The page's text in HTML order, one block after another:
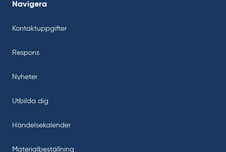
Navigera
Kontaktuppgifter
Respons
Nyheter
Utbilda dig
Händelsekalender
Materialbeställning